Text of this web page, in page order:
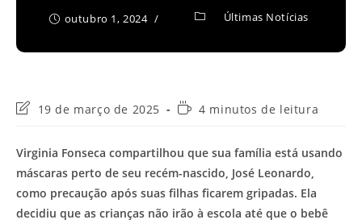
outubro 1, 2024 Últimas Notícias
Última
post:
19 de março de 2025
Tempo4 minutos de leitura
Virginia Fonseca compartilhou que sua família está usando
máscaras perto de seu recém-nascido, José Leonardo,
como precaução após suas filhas ficarem gripadas. Ela
decidiu que as crianças não irão à escola até que o bebê